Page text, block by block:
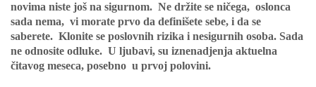
novima niste još na sigurnom. Ne držite se ničega, oslonca
sada nema, vi morate prvo da definišete sebe, i da se
saberete. Klonite se poslovnih rizika i nesigurnih osoba. Sada
ne odnosite odluke. U ljubavi, su iznenadjenja aktuelna
čitavog meseca, posebno u prvoj polovini.